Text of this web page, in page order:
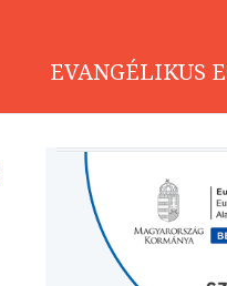
EVANGÉLIKUS